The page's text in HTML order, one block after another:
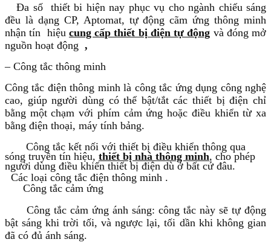
Đa số thiết bi hiện nay phục vụ cho ngành chiếu sáng
đều là dạng CP, Aptomat, tự động cãm ứng thông minh
nhận tín hiệu cung cấp thiết bị điện tự động và đóng mở
nguồn hoạt động ,
– Công tắc thông minh
Công tắc điện thông minh là công tắc ứng dụng công nghệ
cao, giúp người dùng có thể bật/tắt các thiết bị điện chỉ
bằng một chạm với phím cảm ứng hoặc điều khiển từ xa
bằng điện thoại, máy tính bảng.
Công tắc kết nối với thiết bị điều khiển thông qua
sóng truyền tín hiệu, thiết bị nhà thông minh, cho phép
người dùng điều khiển thiết bị điện dù ở bất cứ đâu.
Các loại công tắc điện thông minh .
Công tắc cảm ứng
Công tắc cảm ứng ánh sáng: công tắc này sẽ tự động
bật sáng khi trời tối, và ngược lại, tối dần khi không gian
đã có đủ ánh sáng.